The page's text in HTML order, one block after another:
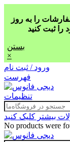
را به روز
بستن
×
ورود / ثبت نام
فهرست
تنظیمات
No products were